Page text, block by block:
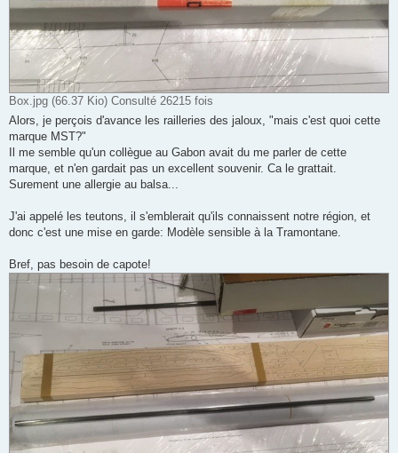
Box.jpg (66.37 Kio) Consulté 26215 fois
Alors, je perçois d'avance les railleries des jaloux, "mais c'est quoi cette
marque MST?"
Il me semble qu'un collègue au Gabon avait du me parler de cette
marque, et n'en gardait pas un excellent souvenir. Ca le grattait.
Surement une allergie au balsa...
J'ai appelé les teutons, il s'emblerait qu'ils connaissent notre région, et
donc c'est une mise en garde: Modèle sensible à la Tramontane.
Bref, pas besoin de capote!